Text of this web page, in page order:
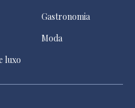
Gastronomia
Moda
luxo